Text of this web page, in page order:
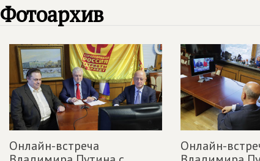
Фотоархив
Онлайн-встреча
Онлайн-